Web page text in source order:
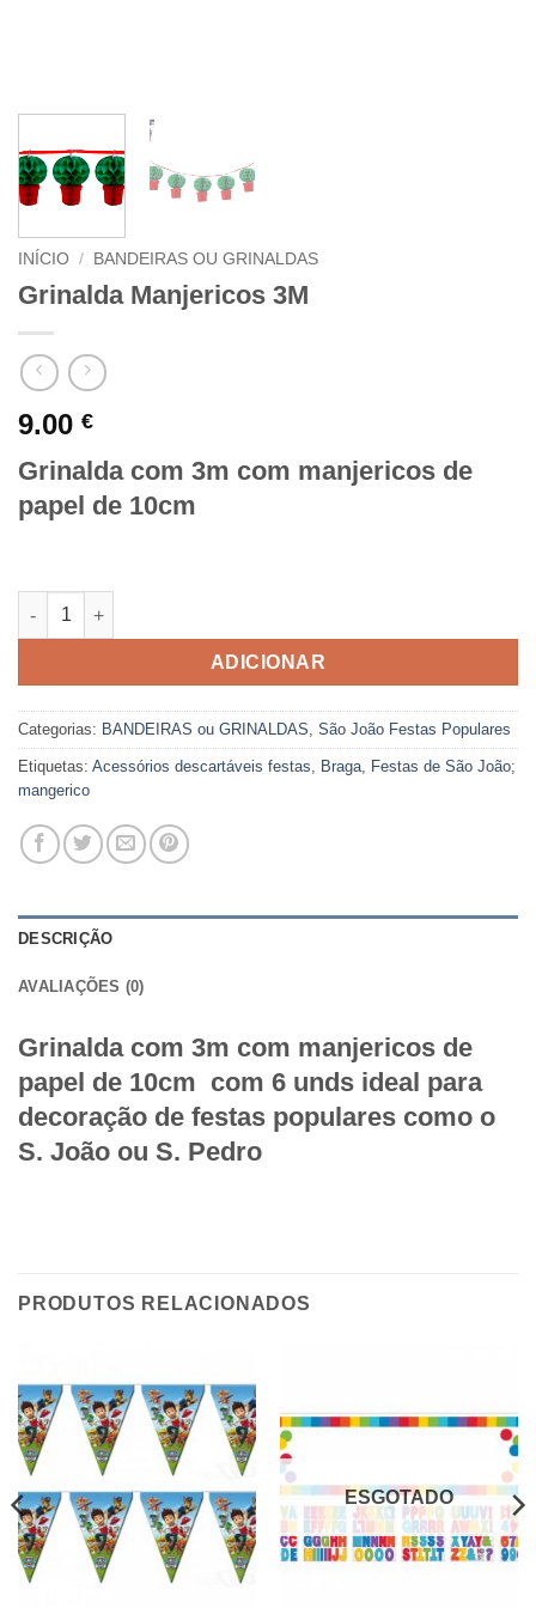
INÍCIO / BANDEIRAS OU GRINALDAS
Grinalda Manjericos 3M
9.00 €
Grinalda com 3m com manjericos de
papel de 10cm
Quantidade de Grinalda Manjericos 3M
ADICIONAR
Categorias: BANDEIRAS ou GRINALDAS, São João Festas Populares
Etiquetas: Acessórios descartáveis festas, Braga, Festas de São João;
mangerico
DESCRIÇÃO
AVALIAÇÕES (0)
Grinalda com 3m com manjericos de
papel de 10cm com 6 unds ideal para
decoração de festas populares como o
S. João ou S. Pedro
PRODUTOS RELACIONADOS
ESGOTADO